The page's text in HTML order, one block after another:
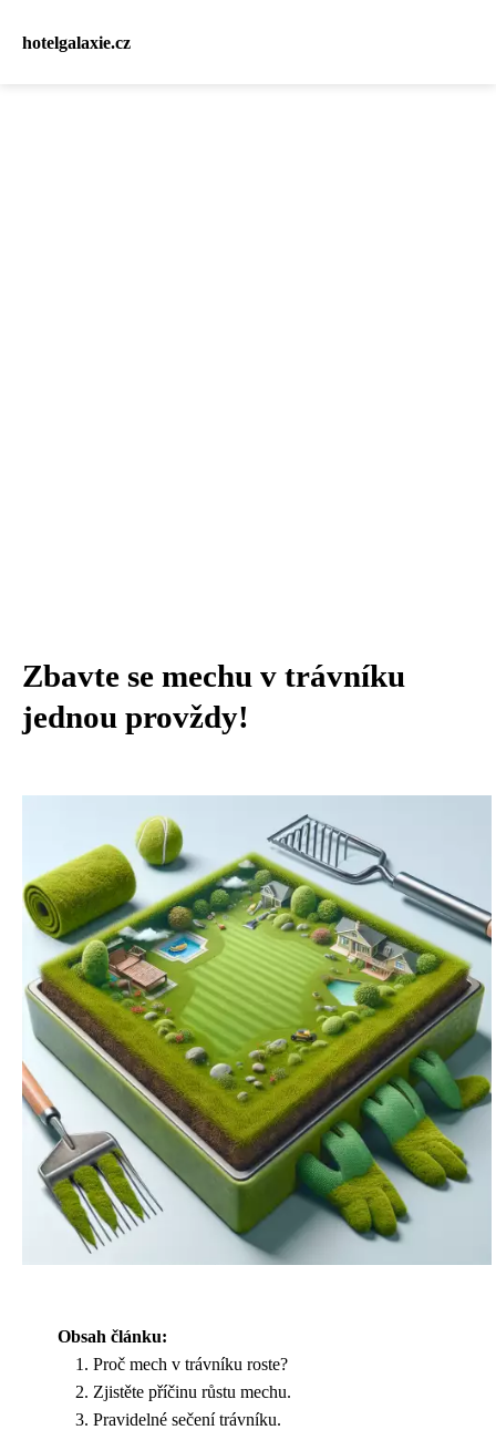
hotelgalaxie.cz
Zbavte se mechu v trávníku
jednou provždy!
Obsah článku:
Proč mech v trávníku roste?
Zjistěte příčinu růstu mechu.
Pravidelné sečení trávníku.